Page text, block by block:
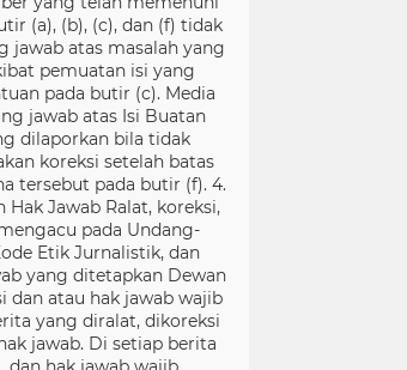
(a), (b), (c), dan (f) tidak
jawab atas masalah yang
pemuatan isi yang
pada butir (c). Media
jawab atas Isi Buatan
dilaporkan bila tidak
koreksi setelah batas
tersebut pada butir (f). 4.
Hak Jawab Ralat, koreksi,
pada Undang-
Etik Jurnalistik, dan
yang ditetapkan Dewan
dan atau hak jawab wajib
yang diralat, dikoreksi
jawab. Di setiap berita